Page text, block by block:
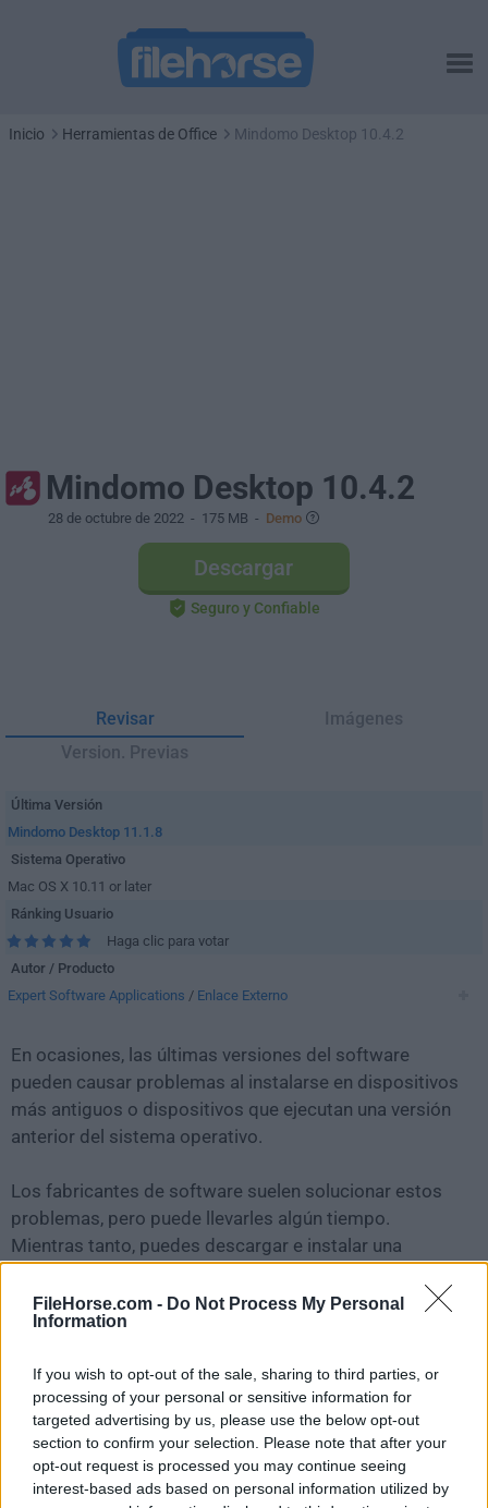
FileHorse.com - Do Not Process My Personal
Information
If you wish to opt-out of the sale, sharing to third parties, or
processing of your personal or sensitive information for
targeted advertising by us, please use the below opt-out
section to confirm your selection. Please note that after your
opt-out request is processed you may continue seeing
interest-based ads based on personal information utilized by
Inicio Herramientas de Office Mindomo Desktop 10.4.2
Mindomo Desktop 10.4.2
28 de octubre de 2022 - 175 MB - Demo
Descargar
Seguro y Confiable
Revisar
Imágenes
Version. Previas
Última Versión
Mindomo Desktop 11.1.8
Sistema Operativo
Mac OS X 10.11 or later
Ránking Usuario
Haga clic para votar
Autor / Producto
Expert Software Applications / Enlace Externo
En ocasiones, las últimas versiones del software
pueden causar problemas al instalarse en dispositivos
más antiguos o dispositivos que ejecutan una versión
anterior del sistema operativo.
Los fabricantes de software suelen solucionar estos
problemas, pero puede llevarles algún tiempo.
Mientras tanto, puedes descargar e instalar una
Para aquellos interesados en descargar la versión más
reseña, simplemente hazclic aquí.
Todas las versiones antiguas distribuidas en nuestro
sitio web son completamente libres de virus y están
disponibles para su descarga sin costo alguno.